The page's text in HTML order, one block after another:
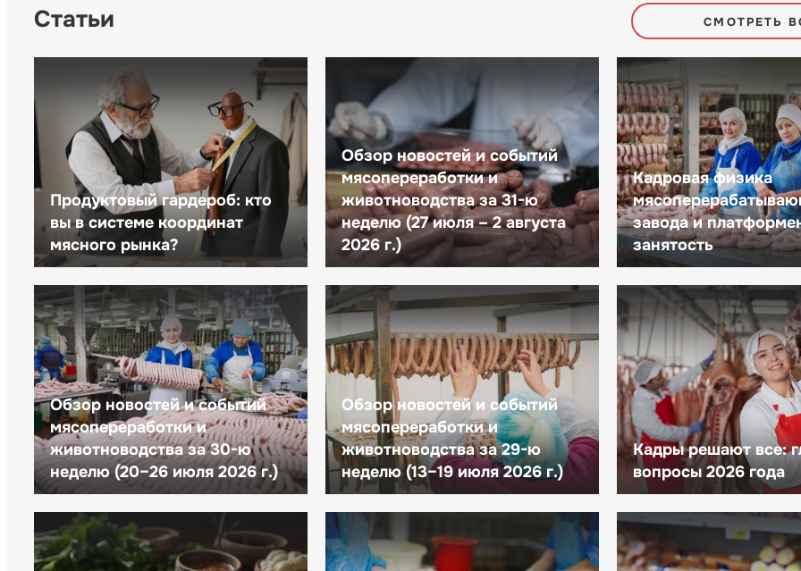
Статьи СМОТРЕТЬ
Продуктовый гардероб: кто
вы в системе координат
мясного рынка?
Обзор новостей и событий
мясопереработки и
животноводства за 31-ю
неделю (27 июля – 2 августа
2026 г.)
Кадровая физика
завода и
занятость
Обзор новостей и событий
мясопереработки и
животноводства за 30-ю
неделю (20–26 июля 2026 г.)
Обзор новостей и событий
мясопереработки и
животноводства за 29-ю
неделю (13–19 июля 2026 г.)
Кадры решают все:
вопросы 2026 года